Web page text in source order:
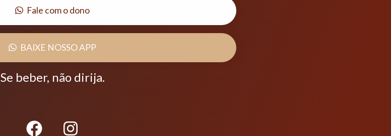
Fale com o dono
BAIXE NOSSO APP
Se beber, não dirija.